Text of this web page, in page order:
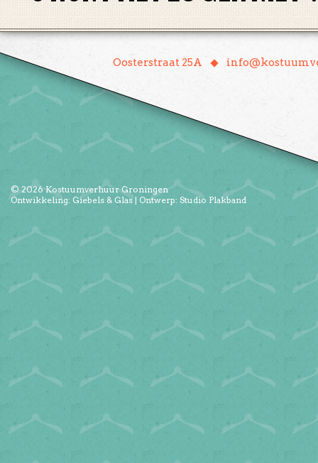
Oosterstraat 25A ♦
© 2026 Kostuumverhuur Groningen
Ontwikkeling: Giebels & Glas| Ontwerp: Studio Plakband